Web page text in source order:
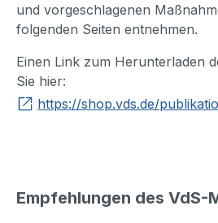
und vorgeschlagenen
folgenden Seiten entnehmen.
Einen Link zum Herunterladen
Sie hier:
https://shop.vds.de/
Empfehlungen des VdS-